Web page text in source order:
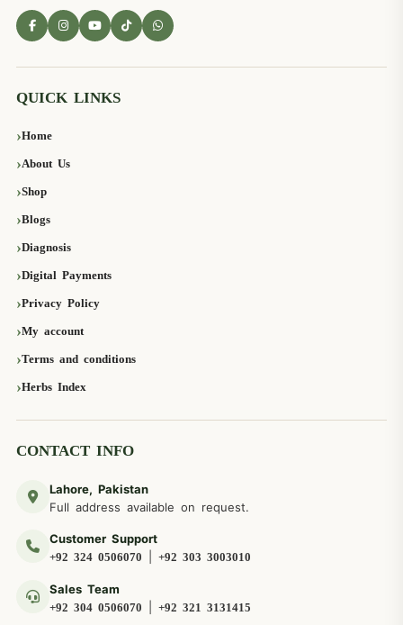
QUICK LINKS
Home
About Us
Shop
Blogs
Diagnosis
Digital Payments
Privacy Policy
My account
Terms and conditions
Herbs Index
CONTACT INFO
Lahore, Pakistan
Full address available on request.
Customer Support
+92 324 0506070 +92 303 3003010
Sales Team
+92 304 0506070 +92 321 3131415